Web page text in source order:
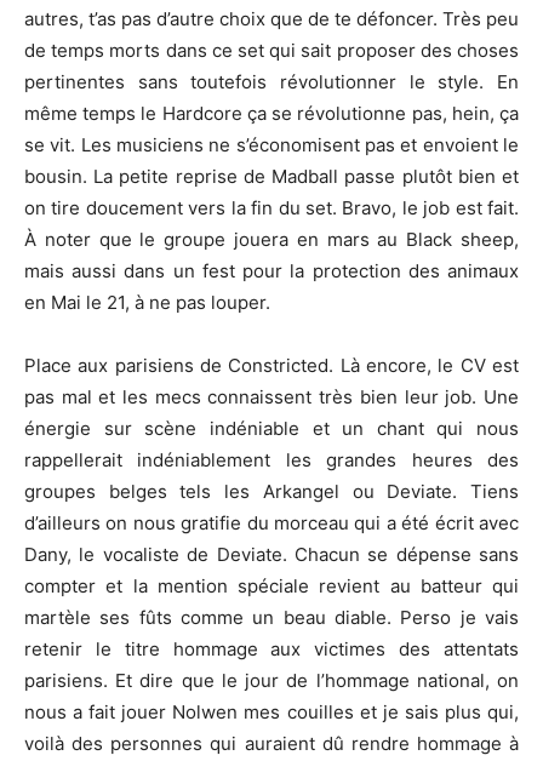
autres, t’as pas d’autre choix que de te défoncer. Très peu
de temps morts dans ce set qui sait proposer des choses
pertinentes sans toutefois révolutionner le style. En
même temps le Hardcore ça se révolutionne pas, hein, ça
se vit. Les musiciens ne s’économisent pas et envoient le
bousin. La petite reprise de Madball passe plutôt bien et
on tire doucement vers la fin du set. Bravo, le job est fait.
À noter que le groupe jouera en mars au Black sheep,
mais aussi dans un fest pour la protection des animaux
en Mai le 21, à ne pas louper.
Place aux parisiens de Constricted. Là encore, le CV est
pas mal et les mecs connaissent très bien leur job. Une
énergie sur scène indéniable et un chant qui nous
rappellerait indéniablement les grandes heures des
groupes belges tels les Arkangel ou Deviate. Tiens
d’ailleurs on nous gratifie du morceau qui a été écrit avec
Dany, le vocaliste de Deviate. Chacun se dépense sans
compter et la mention spéciale revient au batteur qui
martèle ses fûts comme un beau diable. Perso je vais
retenir le titre hommage aux victimes des attentats
parisiens. Et dire que le jour de l’hommage national, on
nous a fait jouer Nolwen mes couilles et je sais plus qui,
voilà des personnes qui auraient dû rendre hommage à